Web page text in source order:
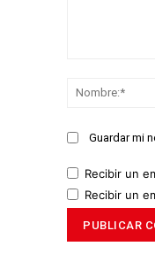
Guardar mi
Recibir un
Recibir un